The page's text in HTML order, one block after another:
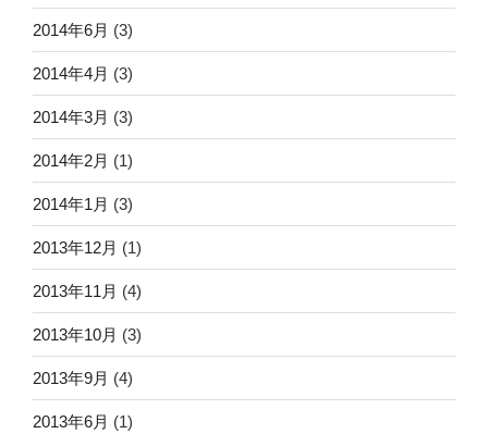
2014年6月 (3)
2014年4月 (3)
2014年3月 (3)
2014年2月 (1)
2014年1月 (3)
2013年12月 (1)
2013年11月 (4)
2013年10月 (3)
2013年9月 (4)
2013年6月 (1)